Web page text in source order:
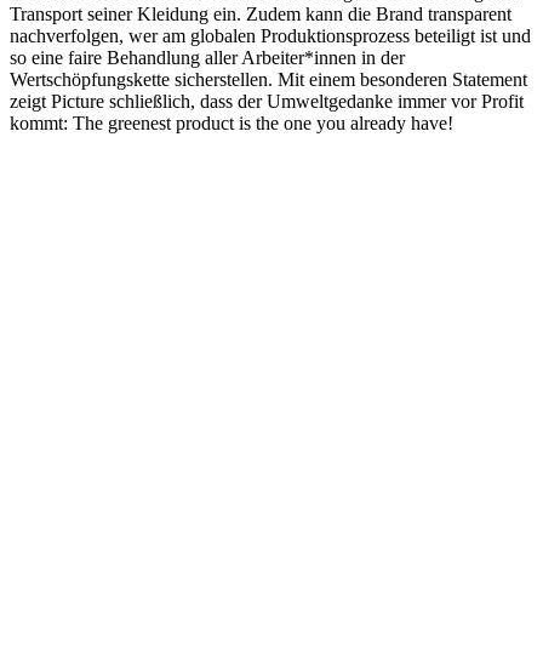
Transport seiner Kleidung ein. Zudem kann die Brand transparent
nachverfolgen, wer am globalen Produktionsprozess beteiligt ist und
so eine faire Behandlung aller Arbeiter*innen in der
Wertschöpfungskette sicherstellen. Mit einem besonderen Statement
zeigt Picture schließlich, dass der Umweltgedanke immer vor Profit
kommt: The greenest product is the one you already have!